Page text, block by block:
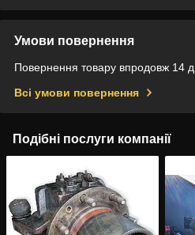
Умови повернення
Повернення товару впродовж 14
Всі умови повернення
Подібні послуги компанії